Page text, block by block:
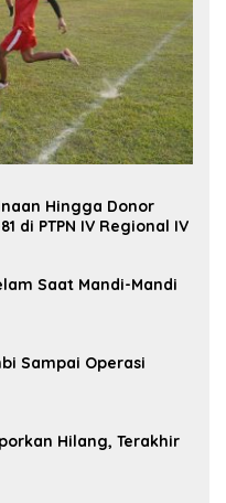
Hingga Donor
di PTPN IV Regional IV
Saat Mandi-Mandi
Sampai Operasi
Hilang, Terakhir